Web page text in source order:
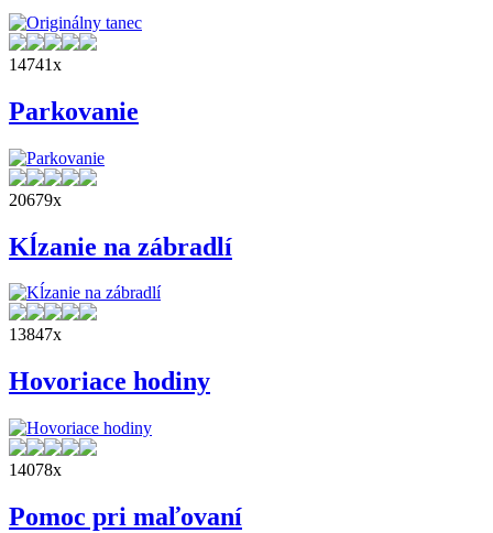
14741x
Parkovanie
20679x
Kĺzanie na zábradlí
13847x
Hovoriace hodiny
14078x
Pomoc pri maľovaní